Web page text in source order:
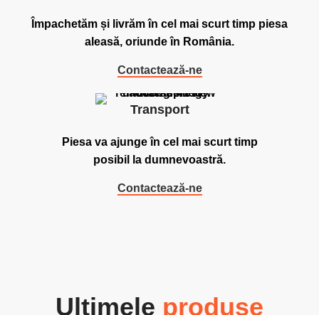
Împachetăm și livrăm în cel mai scurt timp piesa
aleasă, oriunde în România.
Contactează-ne
Transport
Piesa va ajunge în cel mai scurt timp
posibil la dumnevoastră.
Contactează-ne
Ultimele produse